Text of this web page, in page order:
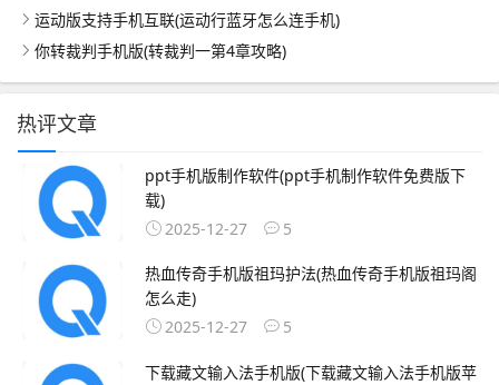
运动版支持手机互联(运动行蓝牙怎么连手机)
你转裁判手机版(转裁判一第4章攻略)
热评文章
ppt手机版制作软件(ppt手机制作软件免费版下
载)
2025-12-27
5
热血传奇手机版祖玛护法(热血传奇手机版祖玛阁
怎么走)
2025-12-27
5
下载藏文输入法手机版(下载藏文输入法手机版苹